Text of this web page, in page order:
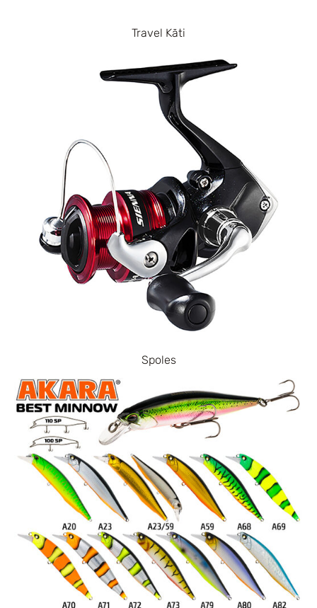
Travel Kāti
Spoles